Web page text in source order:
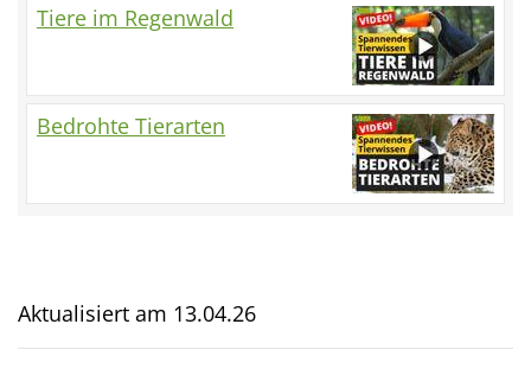
Tiere im Regenwald
Bedrohte Tierarten
Aktualisiert am 13.04.26